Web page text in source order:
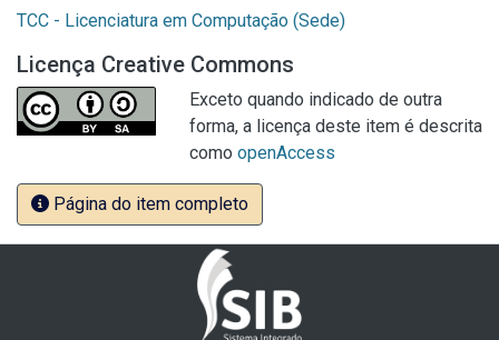
TCC - Licenciatura em Computação (Sede)
Licença Creative Commons
Exceto quando indicado de outra
forma, a licença deste item é descrita
como openAccess
Página do item completo